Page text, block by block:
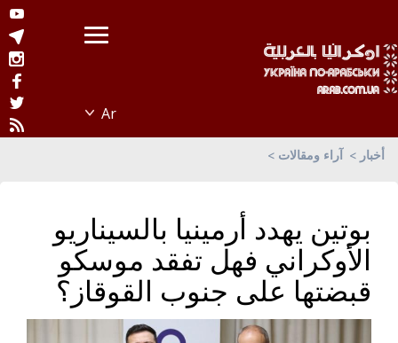
أخبار آراء ومقالات
بوتين يهدد أرمينيا بالسيناريو
الأوكراني فهل تفقد موسكو
قبضتها على جنوب القوقاز؟